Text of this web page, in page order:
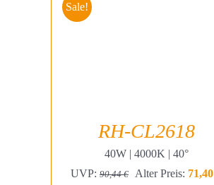
Sale!
RH-CL2618
40W | 4000K | 40°
UVP: 90,44€
Ursprünglicher
Alter Preis: 71,40